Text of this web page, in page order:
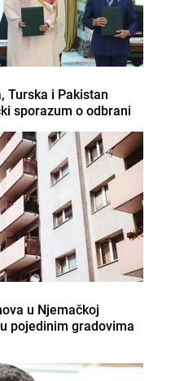
Turska i Pakistan
sporazum o odbrani
u Njemačkoj
pojedinim gradovima